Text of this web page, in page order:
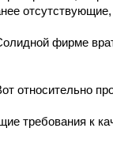
фирме
относительно
требования к